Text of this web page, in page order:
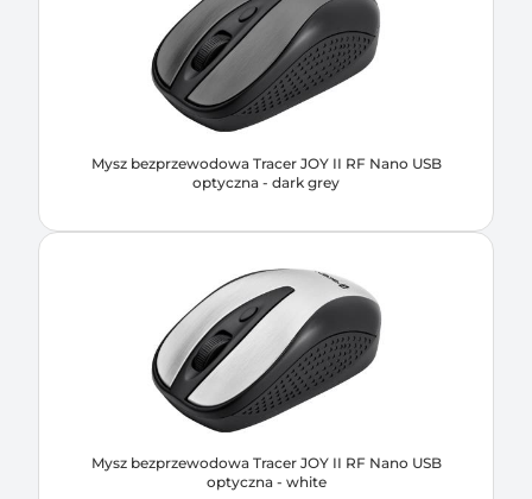
Mysz bezprzewodowa Tracer JOY II RF Nano USB
optyczna - dark grey
Mysz bezprzewodowa Tracer JOY II RF Nano USB
optyczna - white